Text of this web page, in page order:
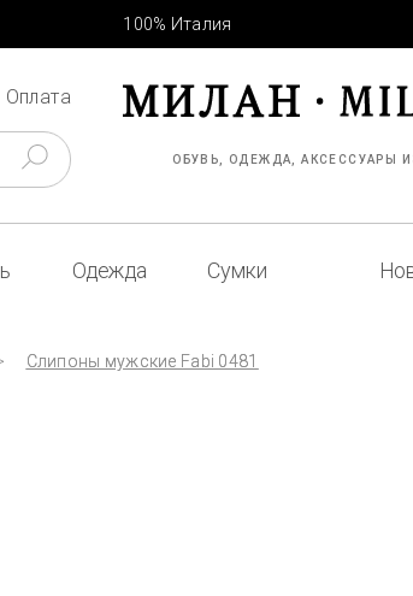
100% Италия
Оплата
ОБУВЬ, ОДЕЖДА, АКСЕССУАРЫ
Одежда Сумки
Слипоны мужские Fabi 0481